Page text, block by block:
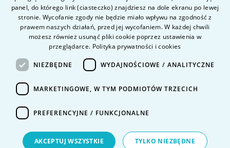
Intranet
Pytania i odpowiedzi
Kontakt
Kariera na uczelni
Dane Osobowe
panel, do którego link (ciasteczko) znajdziesz na dole ekranu po lewej
stronie. Wycofanie zgody nie będzie miało wpływu na zgodność z
prawem naszych działań, przed jej wycofaniem. W każdej chwili
możesz również usunąć pliki cookie poprzez ustawienia w
przeglądarce. Polityka prywatności i cookies
NIEZBĘDNE WYDAJNOŚCIOWE / ANALITYCZNE
MARKETINGOWE, W TYM PODMIOTÓW TRZECICH
PREFERENCYJNE / FUNKCJONALNE
AKCEPTUJ WSZYSTKIE TYLKO NIEZBĘDNE